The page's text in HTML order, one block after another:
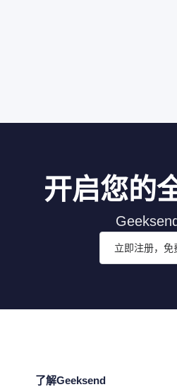
开启您的
立即注册，免
了解Geeksend